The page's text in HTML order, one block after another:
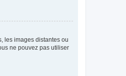
les images distantes ou
ne pouvez pas utiliser